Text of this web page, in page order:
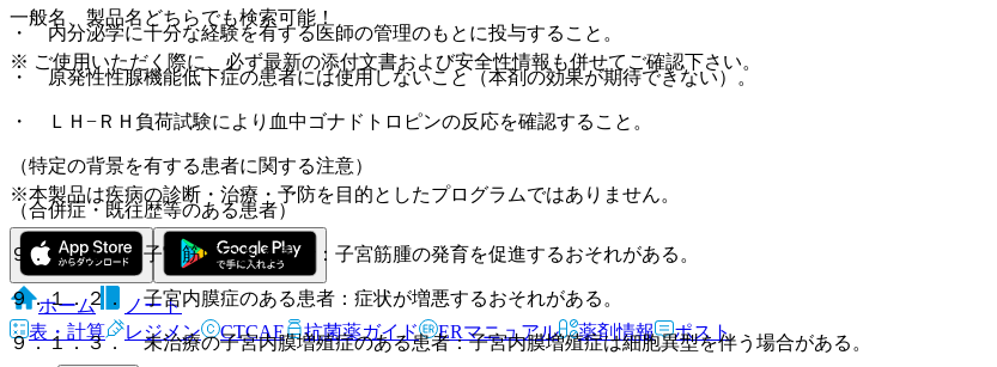
・ 内分泌学に十分な経験を有する医師の管理のもとに投与すること。
・ 原発性性腺機能低下症の患者には使用しないこと（本剤の効果が期待できない）。
・ ＬＨ−ＲＨ負荷試験により血中ゴナドトロピンの反応を確認すること。
（特定の背景を有する患者に関する注意）
（合併症・既往歴等のある患者）
９．１．１． 子宮筋腫のある患者：子宮筋腫の発育を促進するおそれがある。
９．１．２． 子宮内膜症のある患者：症状が増悪するおそれがある。
９．１．３． 未治療の子宮内膜増殖症のある患者：子宮内膜増殖症は細胞異型を伴う場合がある。
一般名、製品名どちらでも検索可能！
※ ご使用いただく際に、必ず最新の添付文書および安全性情報も併せてご確認下さい。
※本製品は疾病の診断・治療・予防を目的としたプログラムではありません。
ホーム
ノート
表・計算
レジメン CTCAE 抗菌薬ガイド ERマニュアル 薬剤情報 ポスト